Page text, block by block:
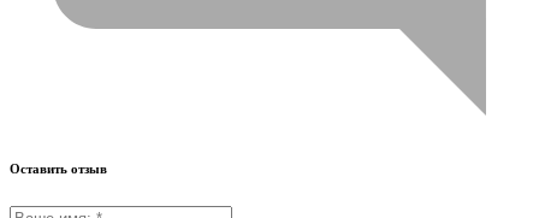
Оставить отзыв